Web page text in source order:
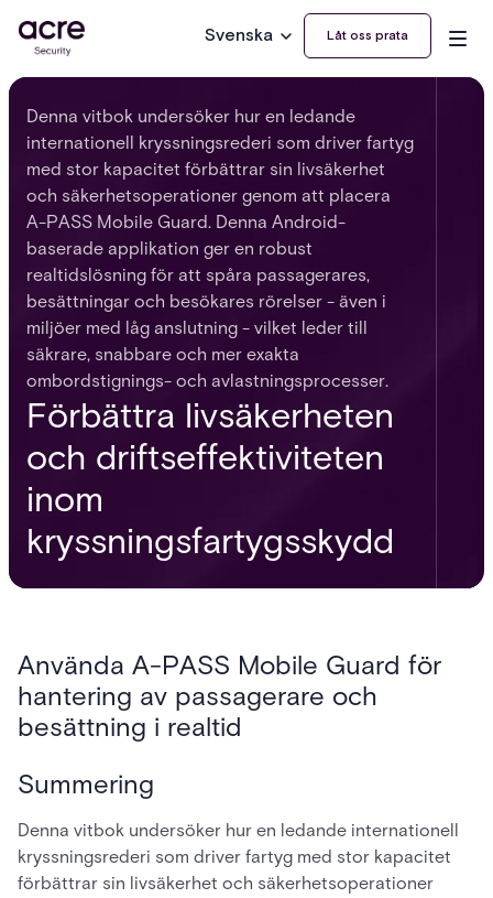
Svenska Låt oss prata
Förbättra livsäkerheten
och driftseffektiviteten
inom
kryssningsfartygsskydd
Denna vitbok undersöker hur en ledande
internationell kryssningsrederi som driver fartyg
med stor kapacitet förbättrar sin livsäkerhet
och säkerhetsoperationer genom att placera
A-PASS Mobile Guard. Denna Android-
baserade applikation ger en robust
realtidslösning för att spåra passagerares,
besättningar och besökares rörelser - även i
miljöer med låg anslutning - vilket leder till
säkrare, snabbare och mer exakta
ombordstignings- och avlastningsprocesser.
Använda A-PASS Mobile Guard för
hantering av passagerare och
besättning i realtid
Summering
Denna vitbok undersöker hur en ledande internationell
kryssningsrederi som driver fartyg med stor kapacitet
förbättrar sin livsäkerhet och säkerhetsoperationer